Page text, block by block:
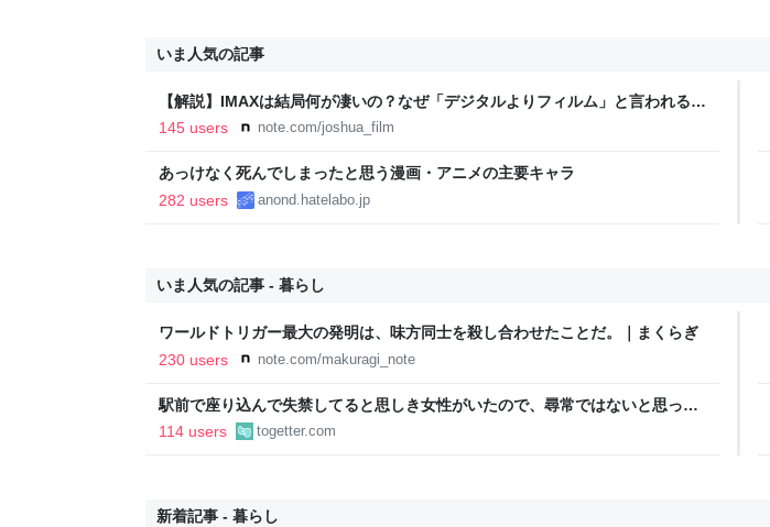
いま人気の記事
【解説】IMAXは結局何が凄いの？なぜ「デジタルよりフィルム」と言われるの
か？｜Joshua Connolly
145 users note.com/joshua_film
あっけなく死んでしまったと思う漫画・アニメの主要キャラ
282 users
anond.hatelabo.jp
いま人気の記事 - 暮らし
ワールドトリガー最大の発明は、味方同士を殺し合わせたことだ。｜まくらぎ
230 users
note.com/makuragi_note
駅前で座り込んで失禁してると思しき女性がいたので、尋常ではないと思って
警察と救急を呼んでそばで見守っていたら、急に現れた女性に「あなた何して
るんですか！？」とスマホをはたき落とされた話
114 users togetter.com
新着記事 - 暮らし